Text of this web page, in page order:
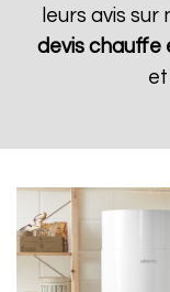
leurs avis
devis chauffe